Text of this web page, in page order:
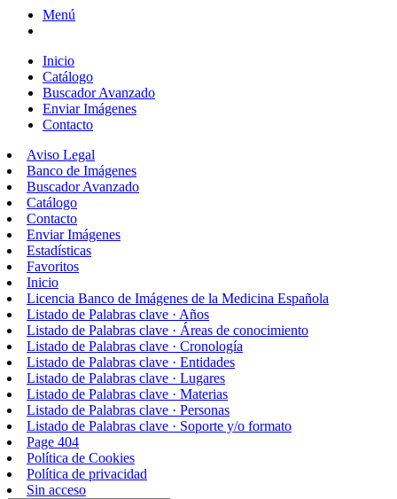
Menú
Inicio
Catálogo
Buscador Avanzado
Enviar Imágenes
Contacto
Aviso Legal
Banco de Imágenes
Buscador Avanzado
Catálogo
Contacto
Enviar Imágenes
Estadísticas
Favoritos
Inicio
Licencia Banco de Imágenes de la Medicina Española
Listado de Palabras clave · Años
Listado de Palabras clave · Áreas de conocimiento
Listado de Palabras clave · Cronología
Listado de Palabras clave · Entidades
Listado de Palabras clave · Lugares
Listado de Palabras clave · Materias
Listado de Palabras clave · Personas
Listado de Palabras clave · Soporte y/o formato
Page 404
Política de Cookies
Política de privacidad
Sin acceso